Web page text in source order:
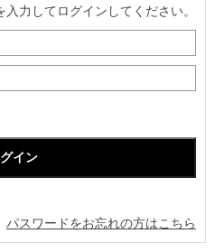
力してログインしてください。
パスワードをお忘れの方はこちら